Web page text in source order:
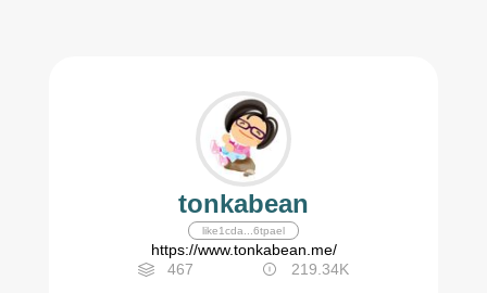
tonkabean
like1cda...6tpael
https://www.tonkabean.me/
467
219.34K